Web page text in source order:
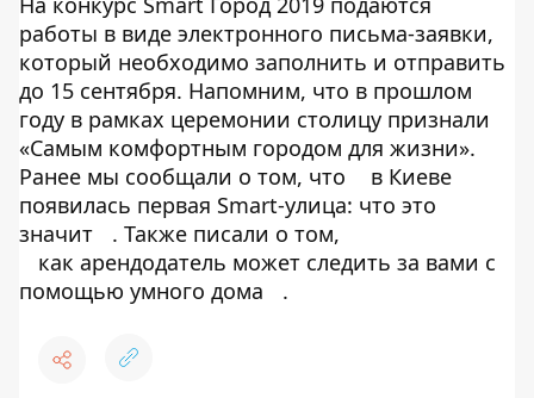
работы в виде электронного письма-заявки,
который необходимо заполнить и отправить
до 15 сентября. Напомним, что в прошлом
году в рамках церемонии столицу признали
«Самым комфортным городом для жизни».
Ранее мы сообщали о том, что
в Киеве
появилась первая Smart-улица: что это
значит
. Также писали о том,
как арендодатель может следить за вами с
помощью умного дома
.